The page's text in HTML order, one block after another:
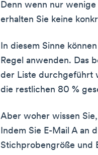
Denn wenn nur
erhalten Sie keine
In diesem Sinne
Regel anwenden. Das
der Liste durchgeführt
die restlichen 80 %
Aber woher wissen
Indem Sie E-Mail A an
Stichprobengröße und